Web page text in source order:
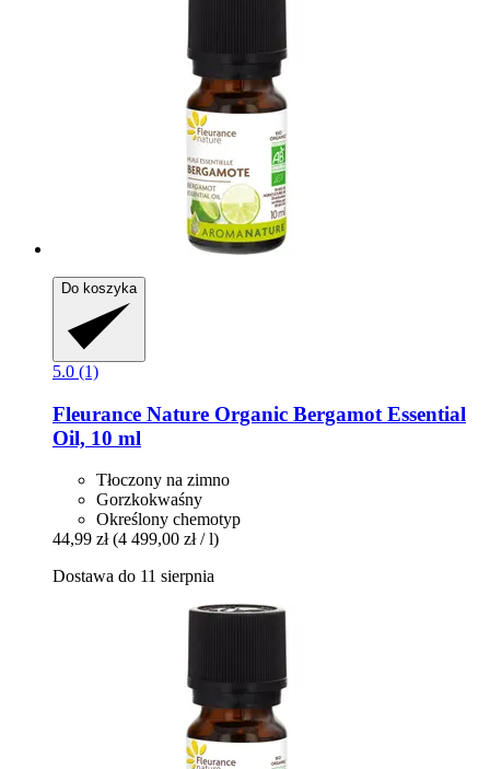
Do koszyka
5.0 (1)
Fleurance Nature Organic Bergamot Essential
Oil, 10 ml
Tłoczony na zimno
Gorzkokwaśny
Określony chemotyp
44,99 zł (4 499,00 zł / l)
Dostawa do 11 sierpnia